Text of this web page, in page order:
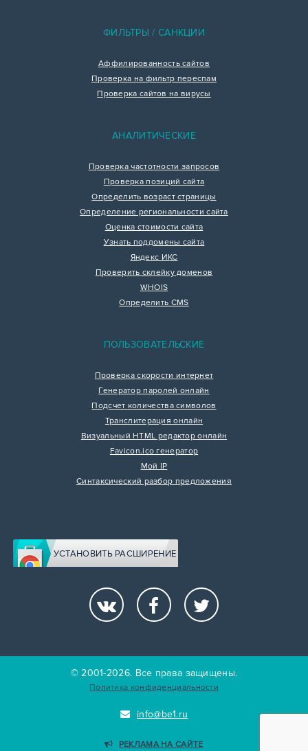
ФИЛЬТРЫ / САНКЦИИ
Аффилированность сайтов
Проверка на фильтр переспам
Проверка сайтов на вирусы
АНАЛИТИЧЕСКИЕ
Проверка частотности запросов
Проверка позиций сайта
Определить возраст страницы
Определение региональности сайта
Оценка стоимости сайта
Узнать поддомены сайта
Яндекс ИКС
Проверить склейку доменов
WHOIS
Определить CMS
ПОЛЬЗОВАТЕЛЬСКИЕ
Проверка скорости интернет
Генератор паролей онлайн
Подсчет количества символов
Транслитерация онлайн
Визуальный HTML редактор онлайн
Favicon.ico генератор
Мой IP
Синтаксический разбор предложения
УСТАНОВИТЬ РАСШИРЕНИЕ
© 2001-2026. Все права защищены.
Политика конфиденциальности
info@be1.ru
РЕКЛАМА НА САЙТЕ